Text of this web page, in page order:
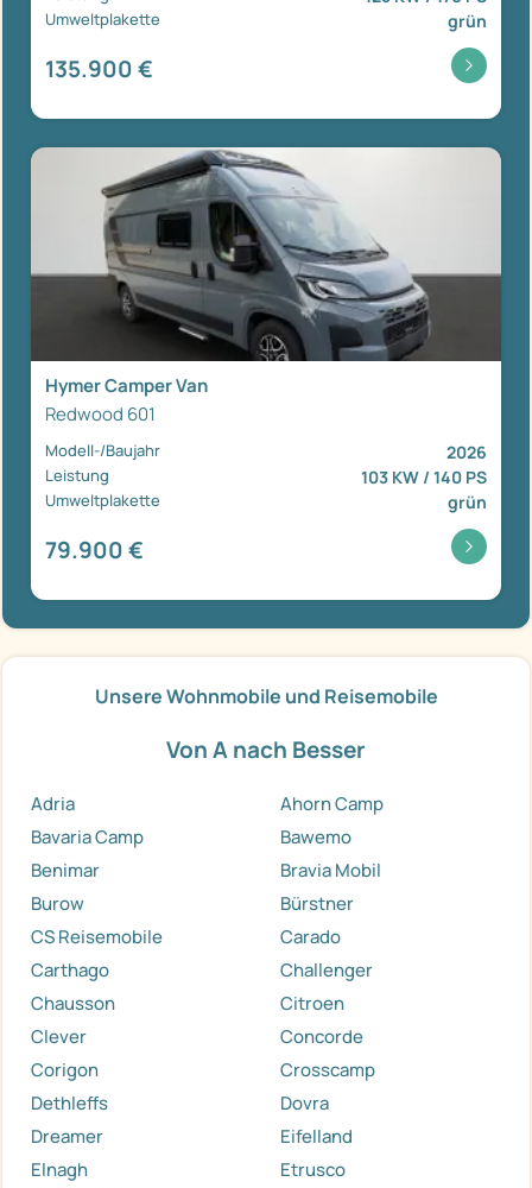
Umweltplakette grün
135.900 €
Hymer Camper Van
Redwood 601
Modell-/Baujahr 2026
Leistung 103 KW / 140 PS
Umweltplakette grün
79.900 €
Unsere Wohnmobile und Reisemobile
Von A nach Besser
Adria
Ahorn Camp
Bavaria Camp
Bawemo
Benimar
Bravia Mobil
Burow
Bürstner
CS Reisemobile
Carado
Carthago
Challenger
Chausson
Citroen
Clever
Concorde
Corigon
Crosscamp
Dethleffs
Dovra
Dreamer
Eifelland
Elnagh
Etrusco